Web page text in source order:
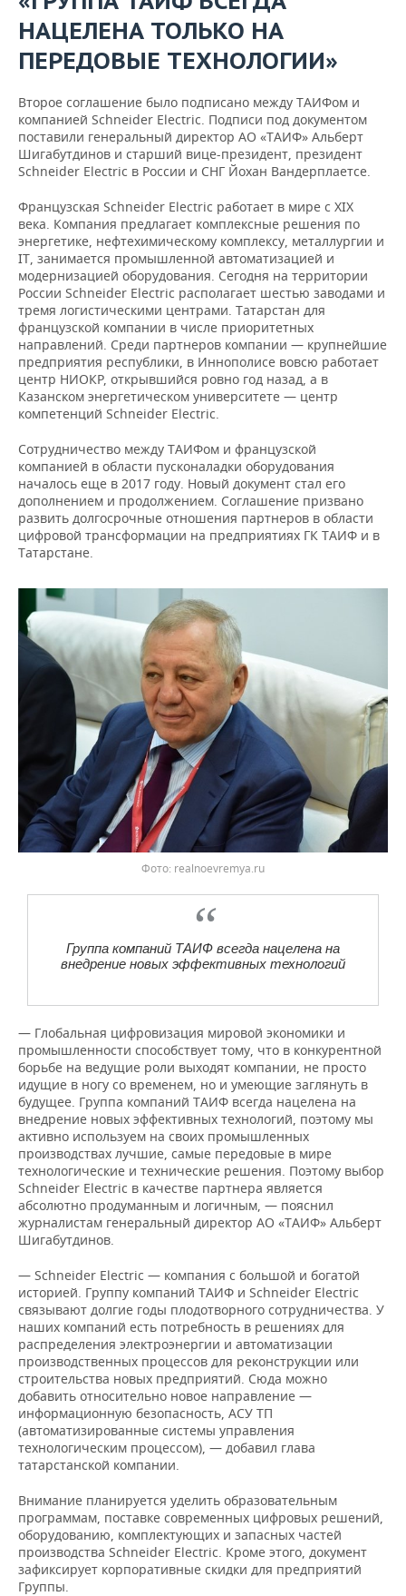
НАЦЕЛЕНА ТОЛЬКО НА
ПЕРЕДОВЫЕ ТЕХНОЛОГИИ»
Второе соглашение было подписано между ТАИФом и
компанией Schneider Electric. Подписи под документом
поставили генеральный директор АО «ТАИФ» Альберт
Шигабутдинов и старший вице-президент, президент
Schneider Electric в России и СНГ Йохан Вандерплаетсе.
Французская Schneider Electric работает в мире с XIX
века. Компания предлагает комплексные решения по
энергетике, нефтехимическому комплексу, металлургии и
IT, занимается промышленной автоматизацией и
модернизацией оборудования. Сегодня на территории
России Schneider Electric располагает шестью заводами и
тремя логистическими центрами. Татарстан для
французской компании в числе приоритетных
направлений. Среди партнеров компании — крупнейшие
предприятия республики, в Иннополисе вовсю работает
центр НИОКР, открывшийся ровно год назад, а в
Казанском энергетическом университете — центр
компетенций Schneider Electric.
Сотрудничество между ТАИФом и французской
компанией в области пусконаладки оборудования
началось еще в 2017 году. Новый документ стал его
дополнением и продолжением. Соглашение призвано
развить долгосрочные отношения партнеров в области
цифровой трансформации на предприятиях ГК ТАИФ и в
Татарстане.
realnoevremya.ru
Группа компаний ТАИФ всегда нацелена на
внедрение новых эффективных технологий
— Глобальная цифровизация мировой экономики и
промышленности способствует тому, что в конкурентной
борьбе на ведущие роли выходят компании, не просто
идущие в ногу со временем, но и умеющие заглянуть в
будущее. Группа компаний ТАИФ всегда нацелена на
внедрение новых эффективных технологий, поэтому мы
активно используем на своих промышленных
производствах лучшие, самые передовые в мире
технологические и технические решения. Поэтому выбор
Schneider Electric в качестве партнера является
абсолютно продуманным и логичным, — пояснил
журналистам генеральный директор АО «ТАИФ» Альберт
Шигабутдинов.
— Schneider Electric — компания с большой и богатой
историей. Группу компаний ТАИФ и Schneider Electric
связывают долгие годы плодотворного сотрудничества. У
наших компаний есть потребность в решениях для
распределения электроэнергии и автоматизации
производственных процессов для реконструкции или
строительства новых предприятий. Сюда можно
добавить относительно новое направление —
информационную безопасность, АСУ ТП
(автоматизированные системы управления
технологическим процессом), — добавил глава
татарстанской компании.
Внимание планируется уделить образовательным
программам, поставке современных цифровых решений,
оборудованию, комплектующих и запасных частей
производства Schneider Electric. Кроме этого, документ
зафиксирует корпоративные скидки для предприятий
Группы.